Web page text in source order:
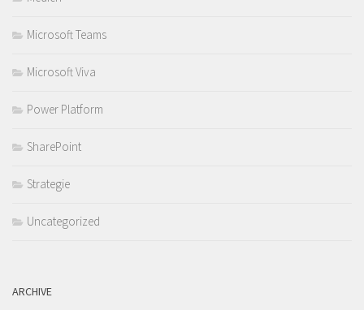
Microsoft Teams
Microsoft Viva
Power Platform
SharePoint
Strategie
Uncategorized
ARCHIVE